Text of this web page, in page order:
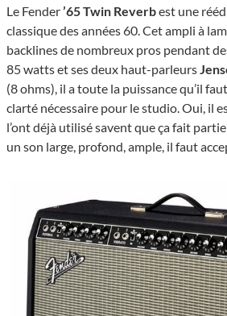
Le Fender’65 Twin Reverbest une
classique des années 60. Cet ampli à
backlines de nombreux pros pendant
85 watts et ses deux haut-parleurs
(8 ohms), il a toute la puissance qu’il
clarté nécessaire pour le studio. Oui, il
l’ont déjà utilisé savent que ça fait
un son large, profond, ample, il faut